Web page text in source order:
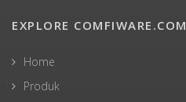
EXPLORE COMFIWARE.COM
Home
Produk